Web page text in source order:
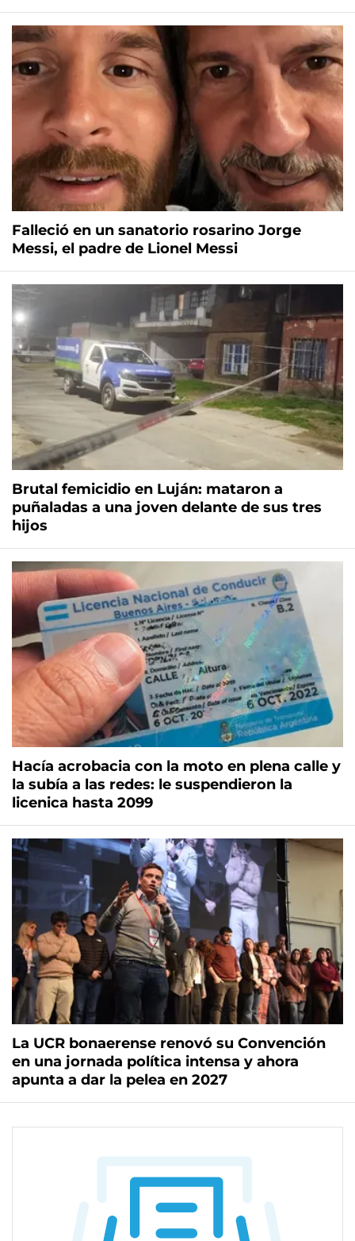
Falleció en un sanatorio rosarino Jorge
Messi, el padre de Lionel Messi
Brutal femicidio en Luján: mataron a
puñaladas a una joven delante de sus tres
hijos
Hacía acrobacia con la moto en plena calle y
la subía a las redes: le suspendieron la
licenica hasta 2099
La UCR bonaerense renovó su Convención
en una jornada política intensa y ahora
apunta a dar la pelea en 2027